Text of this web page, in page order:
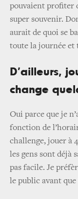
pouvaient profiter
super souvenir.
aurait de quoi se
toute la journée et
D’ailleurs,
change
Oui parce que je
fonction de
challenge, jouer à
les gens sont déjà
pas facile. Je
le public avant